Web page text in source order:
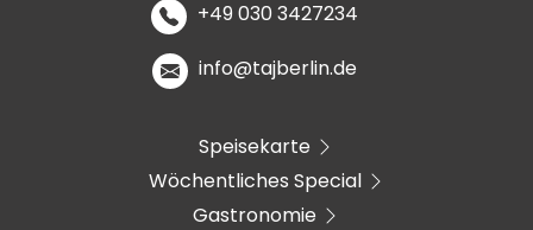
+49 030 3427234
info@tajberlin.de
Speisekarte
Wöchentliches Special
Gastronomie